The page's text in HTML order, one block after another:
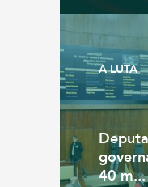
A LUTA
40 m...